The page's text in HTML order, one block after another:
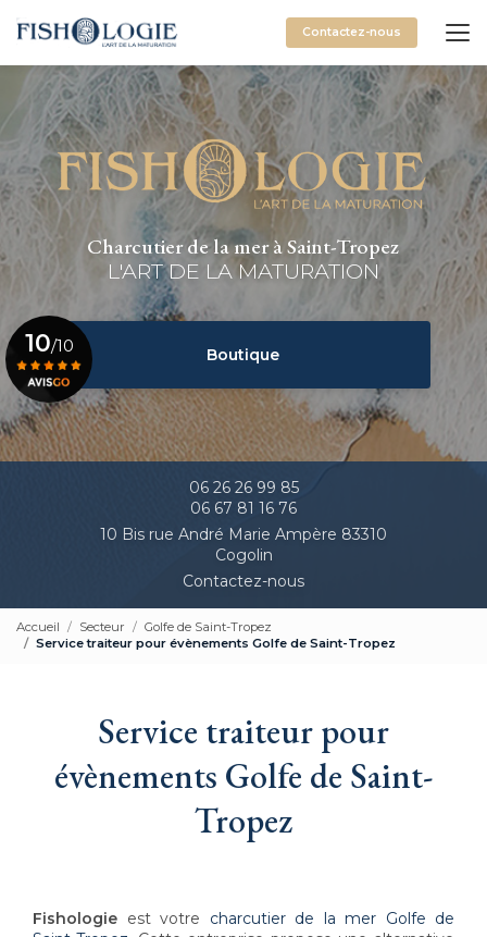
au
principal
Contactez-nous
Charcutier de la mer à Saint-Tropez
L'ART DE LA MATURATION
Boutique
06 26 26 99 85
06 67 81 16 76
10 Bis rue André Marie Ampère 83310
Cogolin
Contactez-nous
10/10
Voir le certificat
Accueil Secteur
Golfe de Saint-Tropez
Service traiteur pour évènements Golfe de Saint-Tropez
Service traiteur pour
évènements Golfe de Saint-
Tropez
Fishologie est votre charcutier de la mer Golfe de